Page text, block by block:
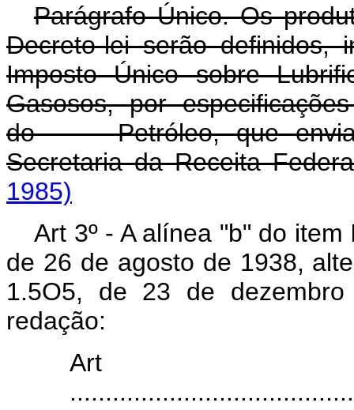
Parágrafo Único. Os
Decreto-lei serão definidos,
Imposto Único sobre
Gasosos, por
do Petróleo, que
Secretaria da Receita
1985)
Art 3º - A alínea "b" do
de 26 de agosto de 1938,
1.5O5, de 23 de
redação:
Art